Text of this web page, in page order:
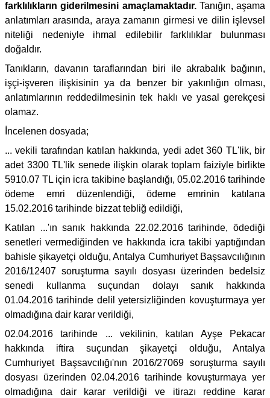
farklılıkların giderilmesini amaçlamaktadır.Tanığın, aşama
anlatımları arasında, araya zamanın girmesi ve dilin işlevsel
niteliği nedeniyle ihmal edilebilir farklılıklar bulunması
doğaldır.
Tanıkların, davanın taraflarından biri ile akrabalık bağının,
işçi-işveren ilişkisinin ya da benzer bir yakınlığın olması,
anlatımlarının reddedilmesinin tek haklı ve yasal gerekçesi
olamaz.
İncelenen dosyada;
... vekili tarafından katılan hakkında, yedi adet 360 TL'lik, bir
adet 3300 TL'lik senede ilişkin olarak toplam faiziyle birlikte
5910.07 TL için icra takibine başlandığı, 05.02.2016 tarihinde
ödeme emri düzenlendiği, ödeme emrinin katılana
15.02.2016 tarihinde bizzat tebliğ edildiği,
Katılan ...'ın sanık hakkında 22.02.2016 tarihinde, ödediği
senetleri vermediğinden ve hakkında icra takibi yaptığından
bahisle şikayetçi olduğu, Antalya Cumhuriyet Başsavcılığının
2016/12407 soruşturma sayılı dosyası üzerinden bedelsiz
senedi kullanma suçundan dolayı sanık hakkında
01.04.2016 tarihinde delil yetersizliğinden kovuşturmaya yer
olmadığına dair karar verildiği,
02.04.2016 tarihinde ... vekilinin, katılan Ayşe Pekacar
hakkında iftira suçundan şikayetçi olduğu, Antalya
Cumhuriyet Başsavcılığı'nın 2016/27069 soruşturma sayılı
dosyası üzerinden 02.04.2016 tarihinde kovuşturmaya yer
olmadığına dair karar verildiği ve itirazı reddine karar